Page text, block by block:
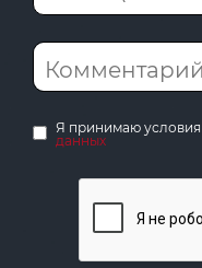
Я принимаю условия
данных